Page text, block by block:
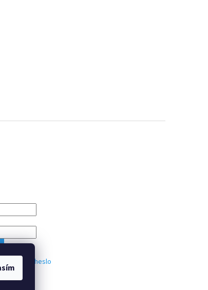
heslo